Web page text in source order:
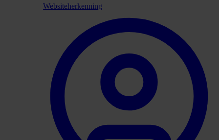
Websiteherkenning